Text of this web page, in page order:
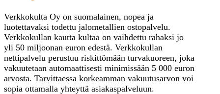
Verkkokulta Oy on suomalainen, nopea ja
luotettavaksi todettu jalometallien ostopalvelu.
Verkkokullan kautta kultaa on vaihdettu rahaksi jo
yli 50 miljoonan euron edestä. Verkkokullan
nettipalvelu perustuu riskittömään turvakuoreen, joka
vakuutetaan automaattisesti minimissään 5 000 euron
arvosta. Tarvittaessa korkeamman vakuutusarvon voi
sopia ottamalla yhteyttä asiakaspalveluun.